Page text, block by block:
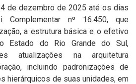
de dezembro de 2025 até os dias
Complementar nº 16.450, que
a estrutura básica e o efetivo
Estado do Rio Grande do Sul,
atualizações na arquitetura
incluindo padronizações de
hierárquicos de suas unidades, em